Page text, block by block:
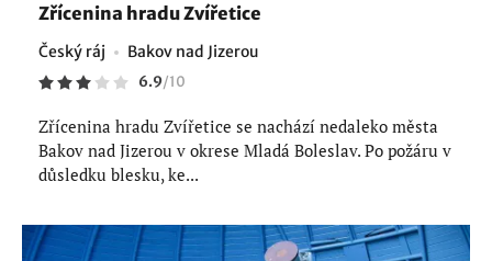
Zřícenina hradu Zvířetice
Český ráj Bakov nad Jizerou
6.9/10
Zřícenina hradu Zvířetice se nachází nedaleko města
Bakov nad Jizerou v okrese Mladá Boleslav. Po požáru v
důsledku blesku, ke...